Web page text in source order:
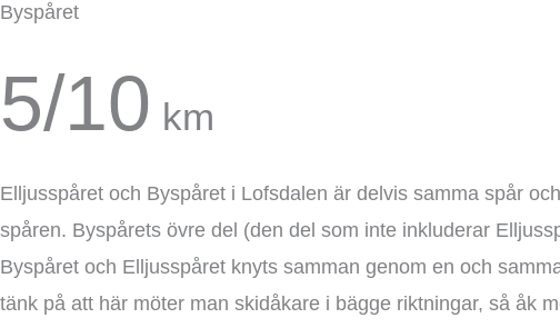
Byspåret
5/10 km
Elljusspåret och Byspåret i Lofsdalen är delvis samma spår
spåren. Byspårets övre del (den del som inte inkluderar
Byspåret och Elljusspåret knyts samman genom en och
tänk på att här möter man skidåkare i bägge riktningar, så åk